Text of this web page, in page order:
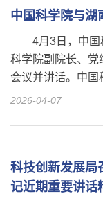
中国科学院与湖
4月3日，中国
科学院副院长、党
会议并讲话。中国
2026-04-07
科技创新发展局
记近期重要讲话